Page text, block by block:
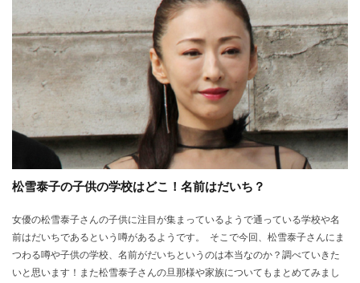
松雪泰子の子供の学校はどこ！名前はだいち？
女優の松雪泰子さんの子供に注目が集まっているようで通っている学校や名
前はだいちであるという噂があるようです。 そこで今回、松雪泰子さんにま
つわる噂や子供の学校、名前がだいちというのは本当なのか？調べていきた
いと思います！また松雪泰子さんの旦那様や家族についてもまとめてみまし